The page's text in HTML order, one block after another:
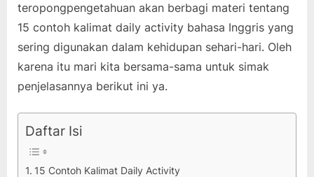
teropongpengetahuan akan berbagi materi tentang
15 contoh kalimat daily activity bahasa Inggris yang
sering digunakan dalam kehidupan sehari-hari. Oleh
karena itu mari kita bersama-sama untuk simak
penjelasannya berikut ini ya.
Daftar Isi
15 Contoh Kalimat Daily Activity